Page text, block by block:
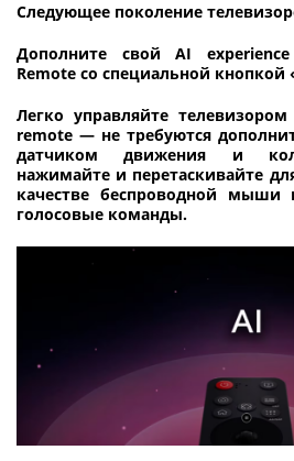
Следующее поколение
Дополните свой AI
Remote со специальной
Легко управляйте
remote — не требуются
датчиком движения и
нажимайте и перетаскивайте
качестве беспроводной мыши
голосовые команды.